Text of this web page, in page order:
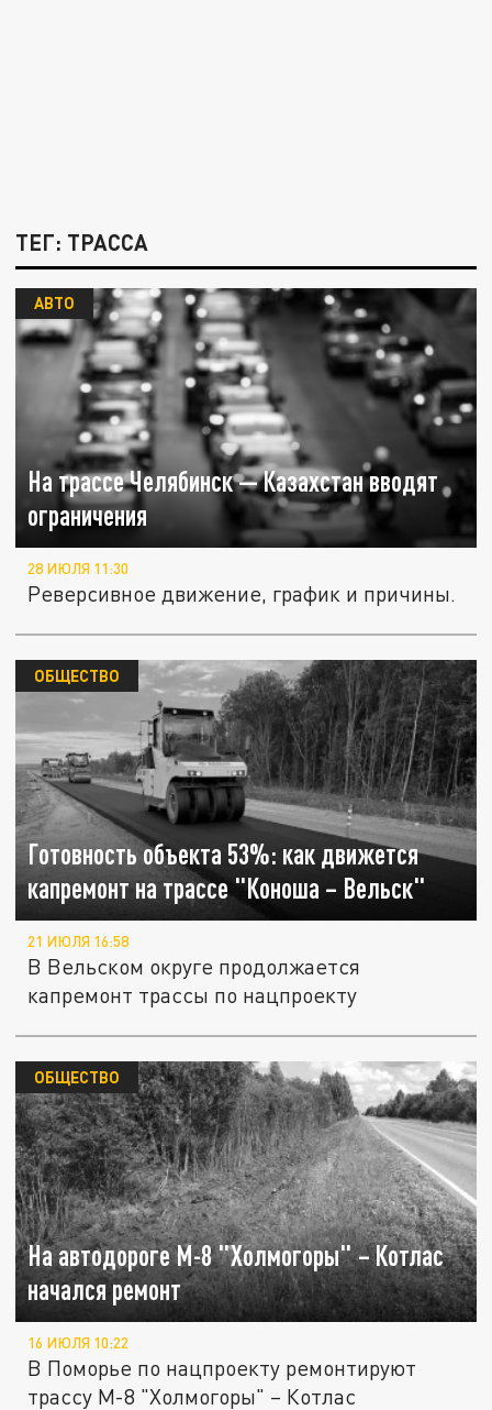
ТЕГ: ТРАССА
На трассе Челябинск — Казахстан вводят
ограничения
АВТО
28 ИЮЛЯ 11:30
Реверсивное движение, график и причины.
Готовность объекта 53%: как движется
капремонт на трассе "Коноша – Вельск"
ОБЩЕСТВО
21 ИЮЛЯ 16:58
В Вельском округе продолжается
капремонт трассы по нацпроекту
На автодороге М-8 "Холмогоры" – Котлас
начался ремонт
ОБЩЕСТВО
16 ИЮЛЯ 10:22
В Поморье по нацпроекту ремонтируют
трассу М-8 "Холмогоры" – Котлас